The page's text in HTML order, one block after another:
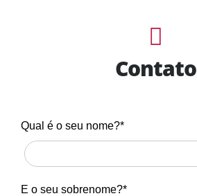
Contato
Qual é o seu nome?*
E o seu sobrenome?*